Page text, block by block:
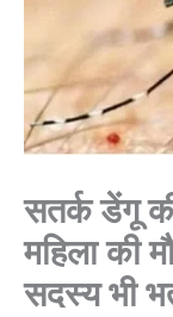
सतर्क डेंगू
महिला की
सदस्य भी